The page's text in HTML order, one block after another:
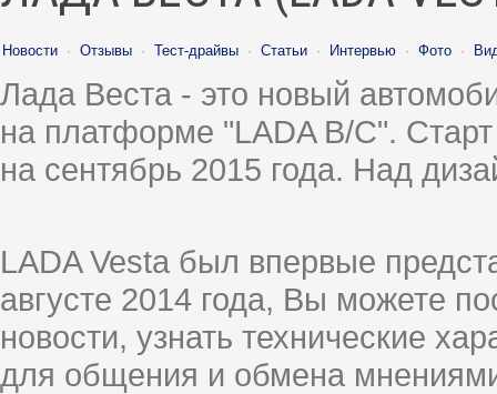
Новости · Отзывы · Тест-драйвы · Статьи · Интервью · Фото ·
Лада Веста - это новый
на платформе "LADA B/C".
на сентябрь 2015 года. Над
LADA Vesta был впервые
августе 2014 года, Вы можете
новости, узнать технические
для общения и обмена